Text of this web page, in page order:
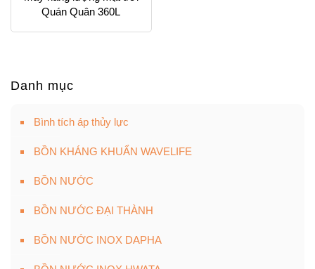
Quán Quân 360L
Danh mục
Bình tích áp thủy lực
BỒN KHÁNG KHUẨN WAVELIFE
BỒN NƯỚC
BỒN NƯỚC ĐẠI THÀNH
BỒN NƯỚC INOX DAPHA